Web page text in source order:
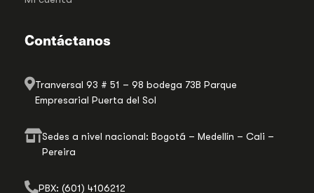
Contáctanos
Tranversal 93 # 51 – 98 bodega 73B Parque
Empresarial Puerta del Sol
Sedes a nivel nacional: Bogotá – Medellín – Cali –
Pereira
PBX: (601) 4106212